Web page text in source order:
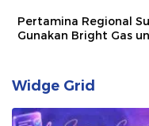
Pertamina Regional
Gunakan Bright Gas
Widge Grid